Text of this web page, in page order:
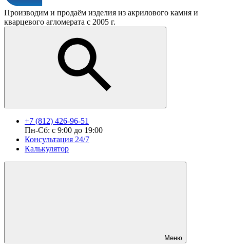
Производим и продаём изделия из акрилового камня и
кварцевого агломерата с 2005 г.
+7 (812) 426-96-51
Пн-Сб: с 9:00 до 19:00
Консультация 24/7
Калькулятор
Меню